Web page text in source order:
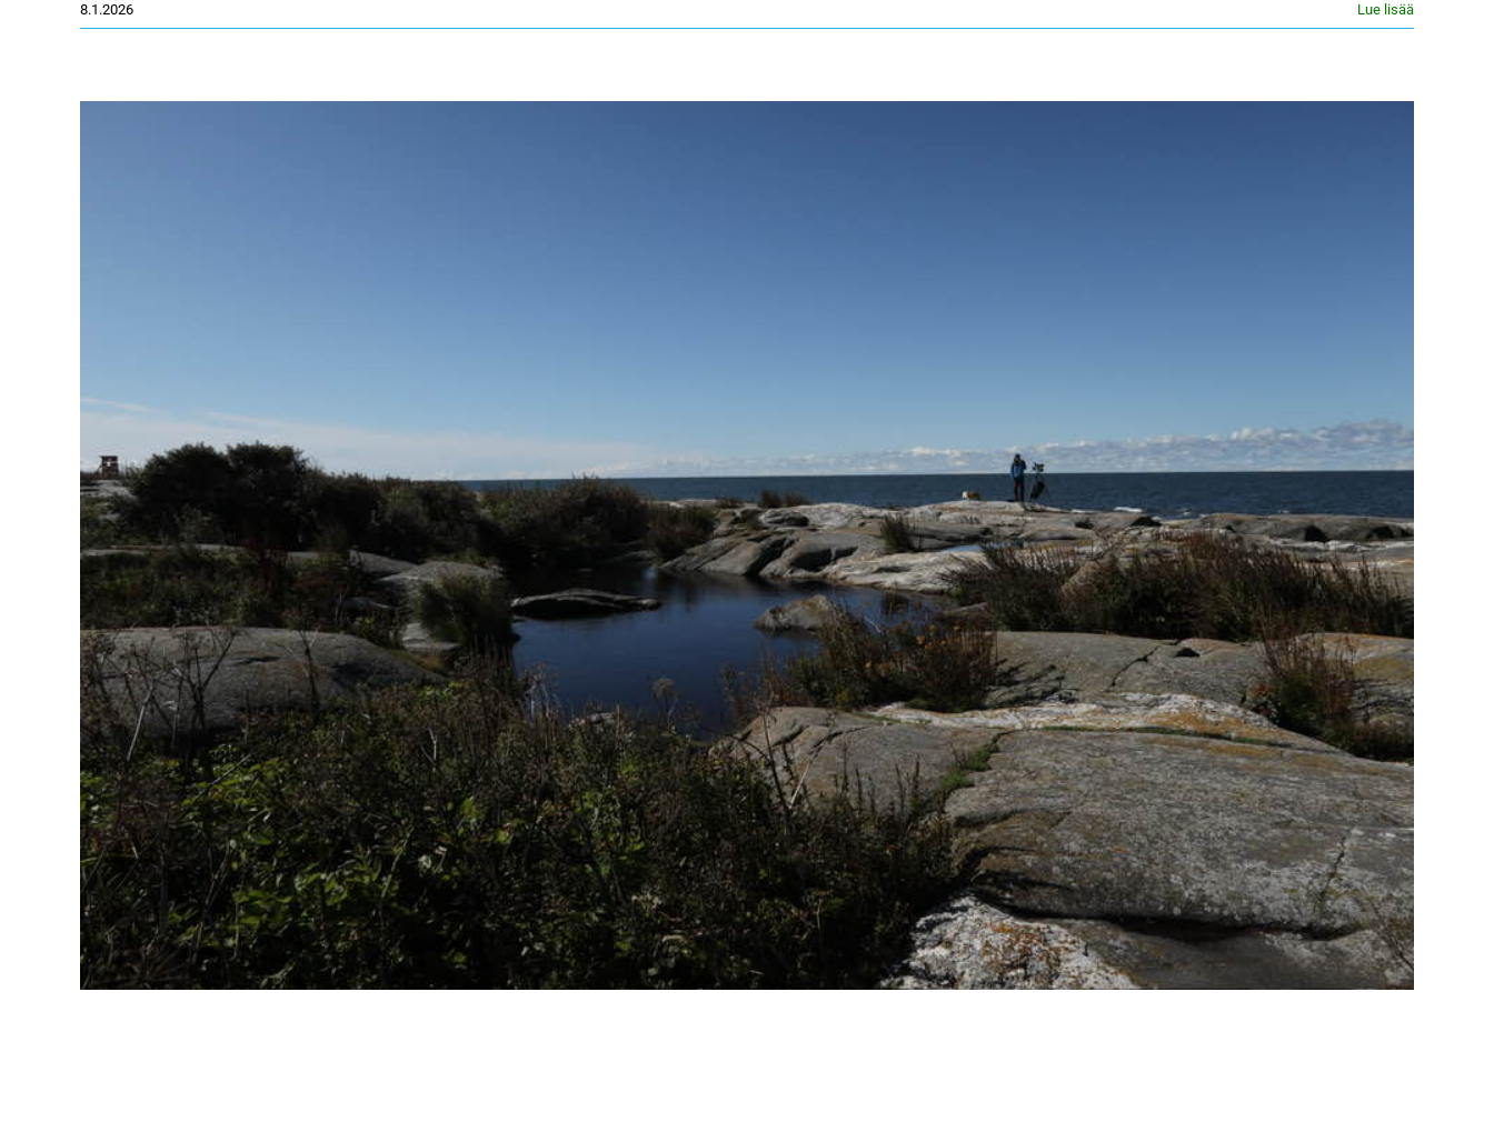
8.1.2026 Lue lisää